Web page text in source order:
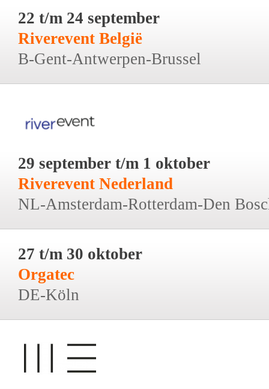
22 t/m 24 september
Riverevent België
B-Gent-Antwerpen-Brussel
29 september t/m 1 oktober
Riverevent Nederland
NL-Amsterdam-Rotterdam-Den
27 t/m 30 oktober
Orgatec
DE-Köln